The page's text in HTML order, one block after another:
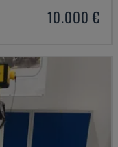
10.000 €